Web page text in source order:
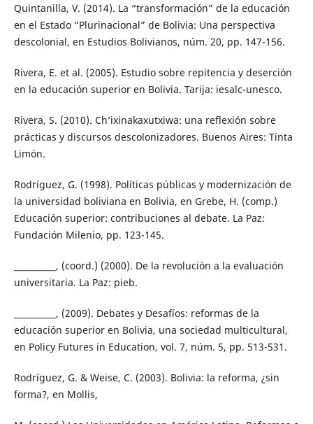
Quintanilla, V. (2014). La “transformación” de la educación
en el Estado “Plurinacional” de Bolivia: Una perspectiva
descolonial, en Estudios Bolivianos, núm. 20, pp. 147-156.
Rivera, E. et al. (2005). Estudio sobre repitencia y deserción
en la educación superior en Bolivia. Tarija: iesalc-unesco.
Rivera, S. (2010). Ch’ixinakaxutxiwa: una reflexión sobre
prácticas y discursos descolonizadores. Buenos Aires: Tinta
Limón.
Rodríguez, G. (1998). Políticas públicas y modernización de
la universidad boliviana en Bolivia, en Grebe, H. (comp.)
Educación superior: contribuciones al debate. La Paz:
Fundación Milenio, pp. 123-145.
__________, (coord.) (2000). De la revolución a la evaluación
universitaria. La Paz: pieb.
__________, (2009). Debates y Desafíos: reformas de la
educación superior en Bolivia, una sociedad multicultural,
en Policy Futures in Education, vol. 7, núm. 5, pp. 513-531.
Rodríguez, G. & Weise, C. (2003). Bolivia: la reforma, ¿sin
forma?, en Mollis,